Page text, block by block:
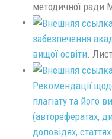
методичної ради
забезпечення
вищої освіти .
Рекомендації
плагіату та його
(авторефератах,
доповідях,